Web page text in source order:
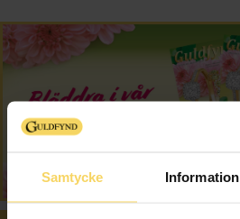
Samtycke Information